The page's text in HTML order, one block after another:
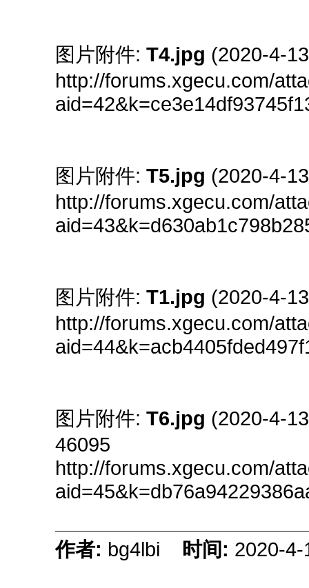
图片附件: T4.jpg (2020-4-
http://forums.xgecu.com/
图片附件: T5.jpg (2020-4-
http://forums.xgecu.com/
图片附件: T1.jpg (2020-4-
http://forums.xgecu.com/
图片附件: T6.jpg (2020-4-
46095
http://forums.xgecu.com/
作者: bg4lbi 时间: 2020-